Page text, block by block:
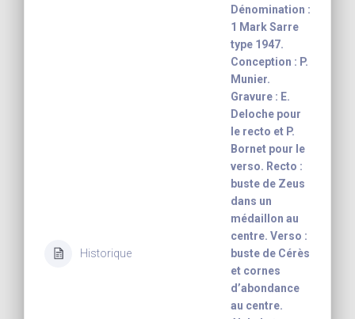
Historique
Dénomination :
1 Mark Sarre
type 1947.
Conception : P.
Munier.
Gravure : E.
Deloche pour
le recto et P.
Bornet pour le
verso. Recto :
buste de Zeus
dans un
médaillon au
centre. Verso :
buste de Cérès
et cornes
d’abondance
au centre.